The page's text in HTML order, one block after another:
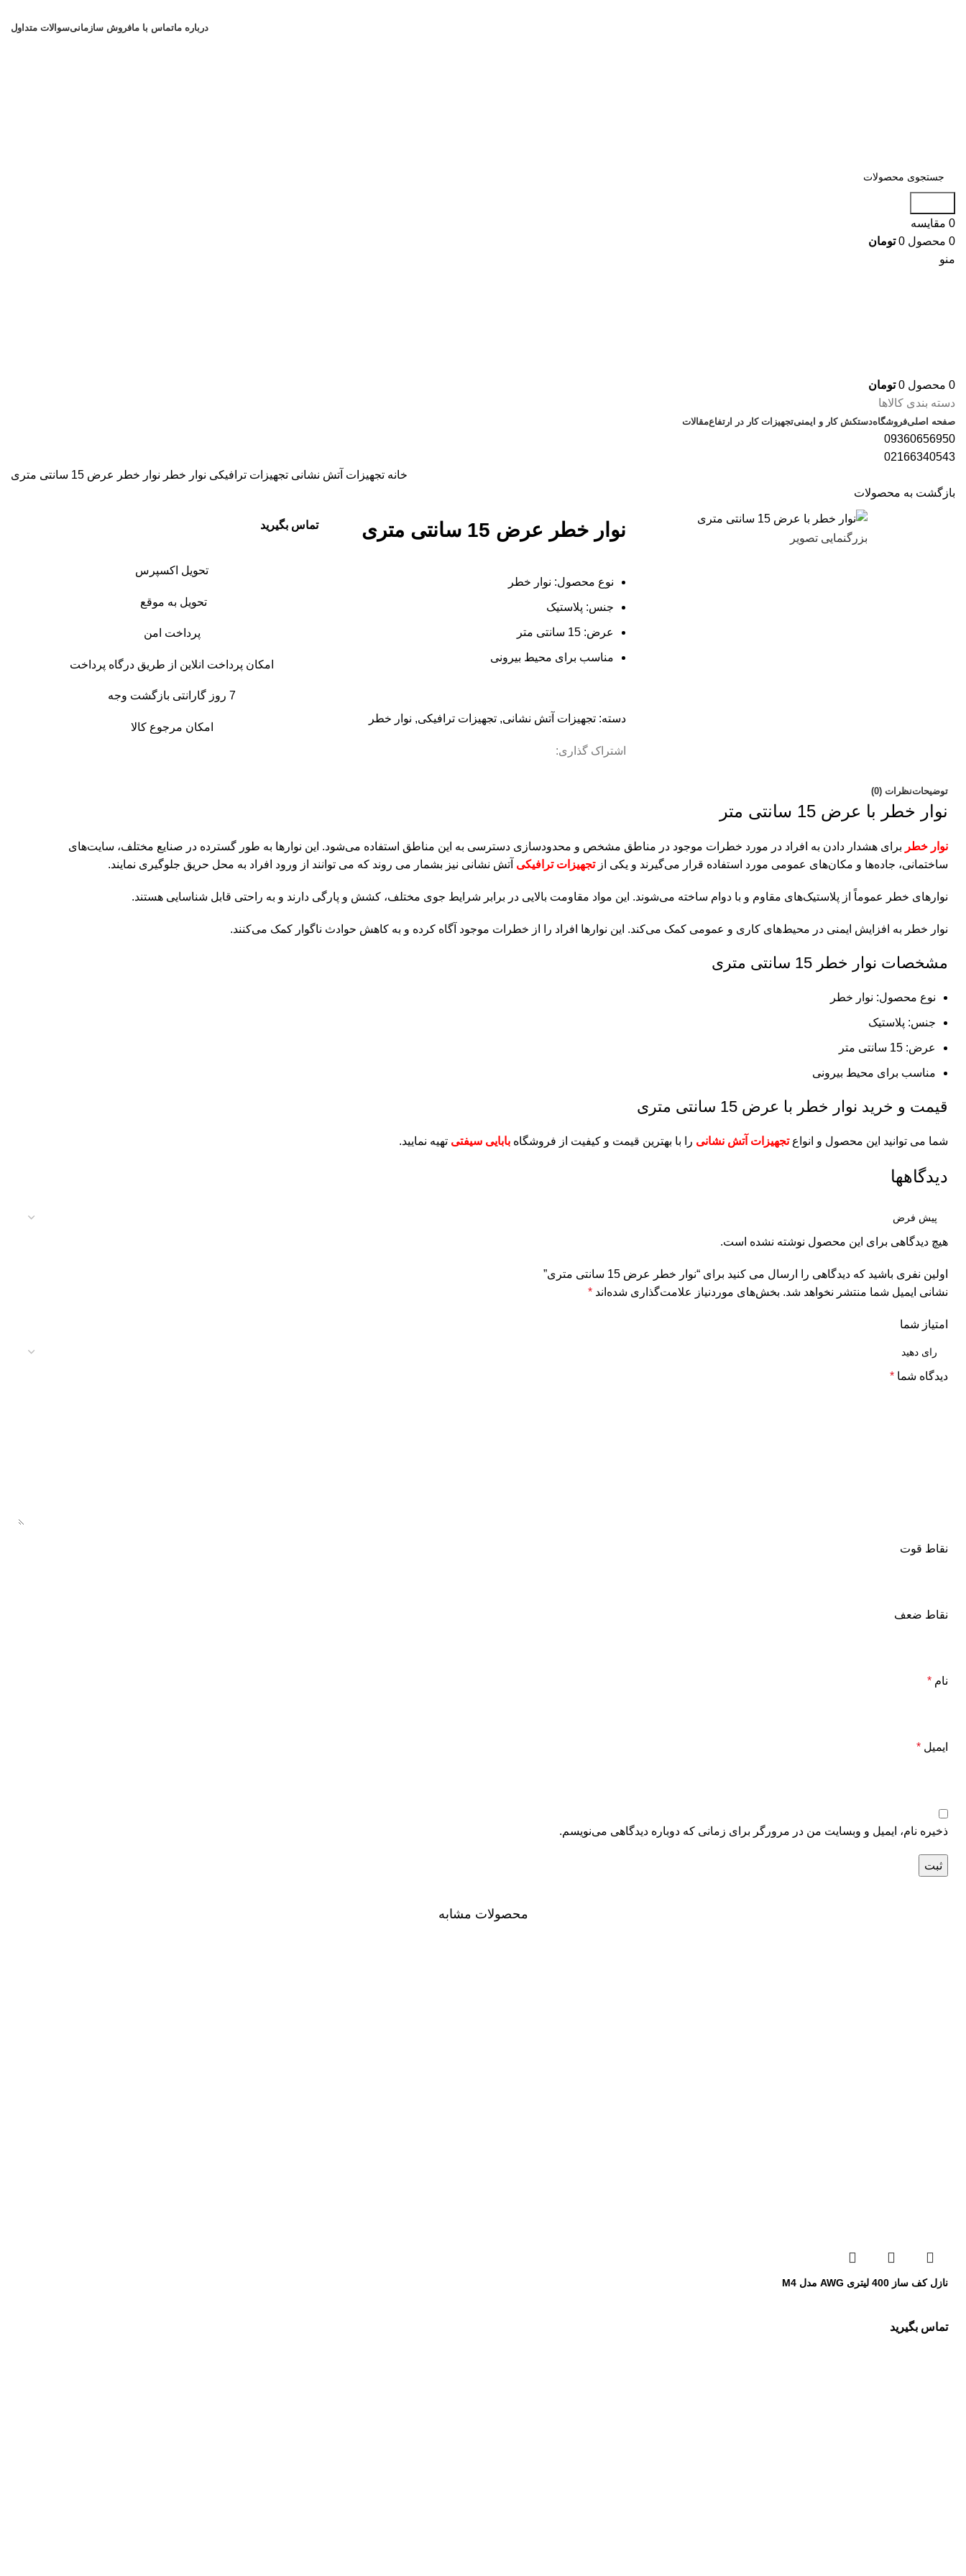
درباره ماتماس با مافروش سازمانیسوالات متداول
0 مقایسه
0 محصول 0 تومان
منو
0 محصول 0 تومان
دسته بندی کالاها
صفحه اصلیفروشگاهدستکش کار و ایمنیتجهیزات کار در ارتفاعمقالات
09360656950
02166340543
خانه تجهیزات آتش نشانی تجهیزات ترافیکی نوار خطر نوار خطر عرض 15 سانتی متری
بازگشت به محصولات
بزرگنمایی تصویر نوار خطر عرض 15 سانتی متری
نوع محصول: نوار خطر
جنس: پلاستیک
عرض: 15 سانتی متر
مناسب برای محیط بیرونی
دسته: تجهیزات آتش نشانی, تجهیزات ترافیکی, نوار خطر
اشتراک گذاری:
تماس بگیرید
تحویل اکسپرس
تحویل به موقع
پرداخت امن
امکان پرداخت انلاین از طریق درگاه پرداخت
7 روز گارانتی بازگشت وجه
امکان مرجوع کالا
توضیحاتنظرات (0)
نوار خطر با عرض 15 سانتی متر
نوار خطر برای هشدار دادن به افراد در مورد خطرات موجود در مناطق مشخص و محدودسازی دسترسی به این مناطق استفاده می‌شود. این نوارها به طور گسترده در صنایع مختلف، سایت‌های
ساختمانی، جاده‌ها و مکان‌های عمومی مورد استفاده قرار می‌گیرند و یکی ازتجهیزات ترافیکی آتش نشانی نیز بشمار می روند که می توانند از ورود افراد به محل حریق جلوگیری نمایند.
نوارهای خطر عموماً از پلاستیک‌های مقاوم و با دوام ساخته می‌شوند. این مواد مقاومت بالایی در برابر شرایط جوی مختلف، کشش و پارگی دارند و به راحتی قابل شناسایی هستند.
نوار خطر به افزایش ایمنی در محیط‌های کاری و عمومی کمک می‌کند. این نوارها افراد را از خطرات موجود آگاه کرده و به کاهش حوادث ناگوار کمک می‌کنند.
مشخصات نوار خطر 15 سانتی متری
نوع محصول: نوار خطر
جنس: پلاستیک
عرض: 15 سانتی متر
مناسب برای محیط بیرونی
قیمت و خرید نوار خطر با عرض 15 سانتی متری
شما می توانید این محصول و انواعتجهیزات آتش نشانی را با بهترین قیمت و کیفیت از فروشگاه بابایی سیفتی تهیه نمایید.
دیدگاهها
هیچ دیدگاهی برای این محصول نوشته نشده است.
اولین نفری باشید که دیدگاهی را ارسال می کنید برای “نوار خطر عرض 15 سانتی متری”
نشانی ایمیل شما منتشر نخواهد شد. بخش‌های موردنیاز علامت‌گذاری شده‌اند *
امتیاز شما
دیدگاه شما *
نقاط قوت
نقاط ضعف
نام *
ایمیل *
ذخیره نام، ایمیل و وبسایت من در مرورگر برای زمانی که دوباره دیدگاهی می‌نویسم.
محصولات مشابه
نازل کف ساز 400 لیتری AWG مدل M4
تماس بگیرید